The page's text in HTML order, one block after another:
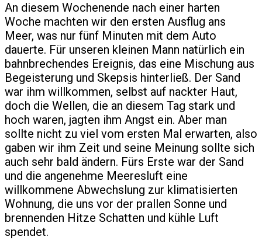
An diesem Wochenende nach einer harten
Woche machten wir den ersten Ausflug ans
Meer, was nur fünf Minuten mit dem Auto
dauerte. Für unseren kleinen Mann natürlich ein
bahnbrechendes Ereignis, das eine Mischung aus
Begeisterung und Skepsis hinterließ. Der Sand
war ihm willkommen, selbst auf nackter Haut,
doch die Wellen, die an diesem Tag stark und
hoch waren, jagten ihm Angst ein. Aber man
sollte nicht zu viel vom ersten Mal erwarten, also
gaben wir ihm Zeit und seine Meinung sollte sich
auch sehr bald ändern. Fürs Erste war der Sand
und die angenehme Meeresluft eine
willkommene Abwechslung zur klimatisierten
Wohnung, die uns vor der prallen Sonne und
brennenden Hitze Schatten und kühle Luft
spendet.